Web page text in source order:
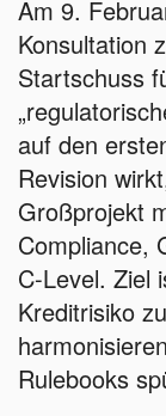
Am 9.
Konsultation
Startschuss
auf den
Revision
Großprojekt
Compliance,
C-Level. Ziel
Kreditrisiko
Rulebooks